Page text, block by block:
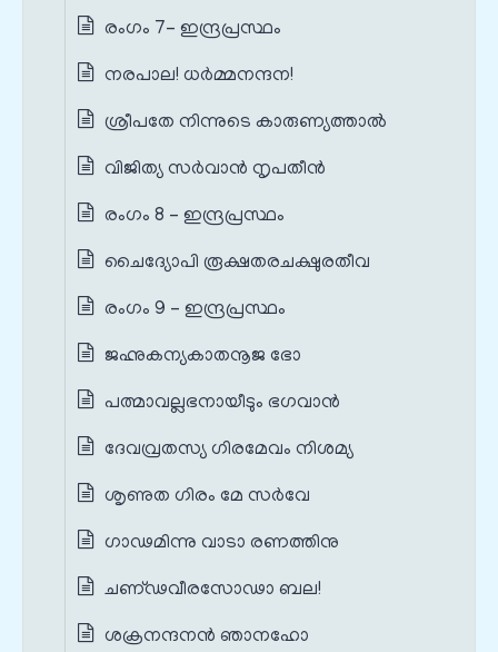
രംഗം 7– ഇന്ദ്രപ്രസ്ഥം
നരപാല! ധർമ്മനന്ദന!
ശ്രീപതേ നിന്നുടെ കാരുണ്യത്താൽ
വിജിത്യ സർവാൻ നൃപതീൻ
രംഗം 8 – ഇന്ദ്രപ്രസ്ഥം
ചൈദ്യോപി രൂക്ഷതരചക്ഷുരതീവ
രംഗം 9 – ഇന്ദ്രപ്രസ്ഥം
ജഹ്നുകന്യകാതനൂജ ഭോ
പത്മാവല്ലഭനായീടും ഭഗവാൻ
ദേവവ്രതസ്യ ഗിരമേവം നിശമ്യ
ശൃണുത ഗിരം മേ സർവേ
ഗാഢമിന്നു വാടാ രണത്തിനു
ചണ്ഢവീരസോഢാ ബല!
ശക്രനന്ദനൻ ഞാനഹോ